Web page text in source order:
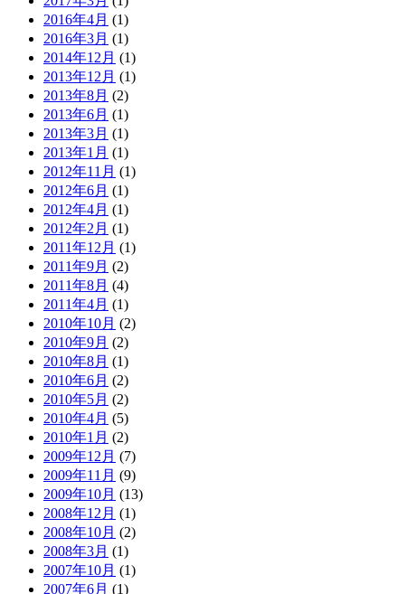
2016年4月 (1)
2016年3月 (1)
2014年12月 (1)
2013年12月 (1)
2013年8月 (2)
2013年6月 (1)
2013年3月 (1)
2013年1月 (1)
2012年11月 (1)
2012年6月 (1)
2012年4月 (1)
2012年2月 (1)
2011年12月 (1)
2011年9月 (2)
2011年8月 (4)
2011年4月 (1)
2010年10月 (2)
2010年9月 (2)
2010年8月 (1)
2010年6月 (2)
2010年5月 (2)
2010年4月 (5)
2010年1月 (2)
2009年12月 (7)
2009年11月 (9)
2009年10月 (13)
2008年12月 (1)
2008年10月 (2)
2008年3月 (1)
2007年10月 (1)
2007年6月 (1)